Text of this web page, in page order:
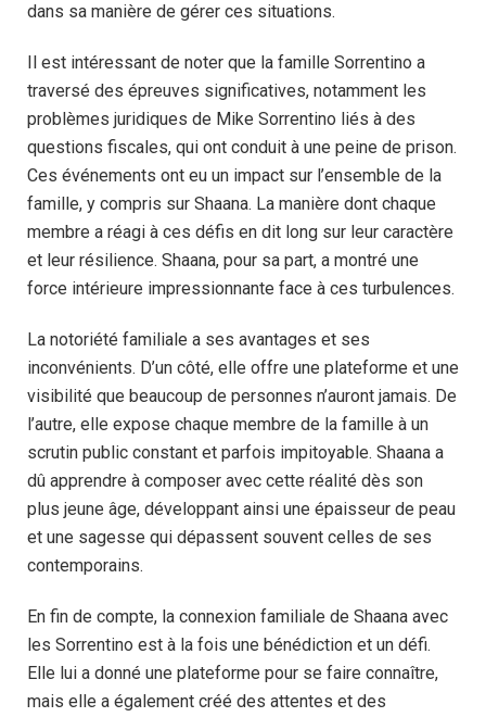
dans sa manière de gérer ces situations.
Il est intéressant de noter que la famille Sorrentino a
traversé des épreuves significatives, notamment les
problèmes juridiques de Mike Sorrentino liés à des
questions fiscales, qui ont conduit à une peine de prison.
Ces événements ont eu un impact sur l’ensemble de la
famille, y compris sur Shaana. La manière dont chaque
membre a réagi à ces défis en dit long sur leur caractère
et leur résilience. Shaana, pour sa part, a montré une
force intérieure impressionnante face à ces turbulences.
La notoriété familiale a ses avantages et ses
inconvénients. D’un côté, elle offre une plateforme et une
visibilité que beaucoup de personnes n’auront jamais. De
l’autre, elle expose chaque membre de la famille à un
scrutin public constant et parfois impitoyable. Shaana a
dû apprendre à composer avec cette réalité dès son
plus jeune âge, développant ainsi une épaisseur de peau
et une sagesse qui dépassent souvent celles de ses
contemporains.
En fin de compte, la connexion familiale de Shaana avec
les Sorrentino est à la fois une bénédiction et un défi.
Elle lui a donné une plateforme pour se faire connaître,
mais elle a également créé des attentes et des